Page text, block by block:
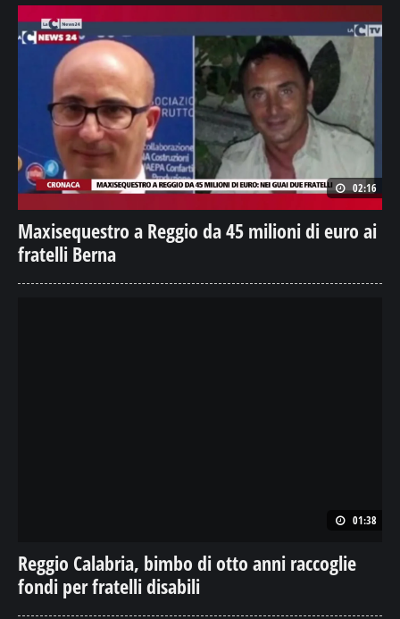
02:16
Maxisequestro a Reggio da 45 milioni di euro ai
fratelli Berna
01:38
Reggio Calabria, bimbo di otto anni raccoglie
fondi per fratelli disabili